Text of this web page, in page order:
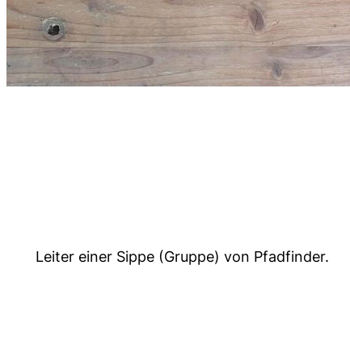
Leiter einer Sippe (Gruppe) von Pfadfinder.